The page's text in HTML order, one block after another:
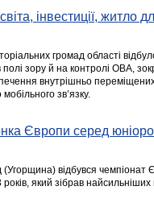
інвестиції, житло
громад області
зору й на контролі ОВА,
внутрішньо
зв’язку.
Європи серед
(Угорщина) відбувся чемпіонат
який зібрав